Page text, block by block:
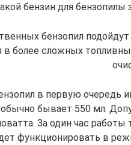
бензин для бензопилы
бензопил
в более сложных
в первую очередь
обычно бывает 550 мл.
За один час работы
функционировать в